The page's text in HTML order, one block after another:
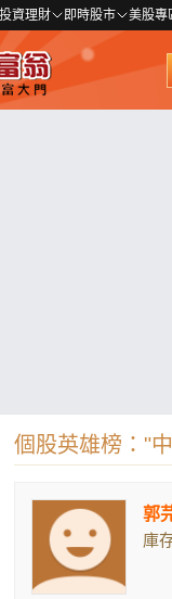
投資理財 即時股市 美股專
個股英雄榜："
郭
庫